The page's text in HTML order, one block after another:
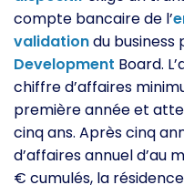
compte bancaire de l’
validationdu business
Development Board.
chiffre d’affaires
première année et
cinq ans. Après cinq
d’affaires annuel d’au
€ cumulés, la résidence